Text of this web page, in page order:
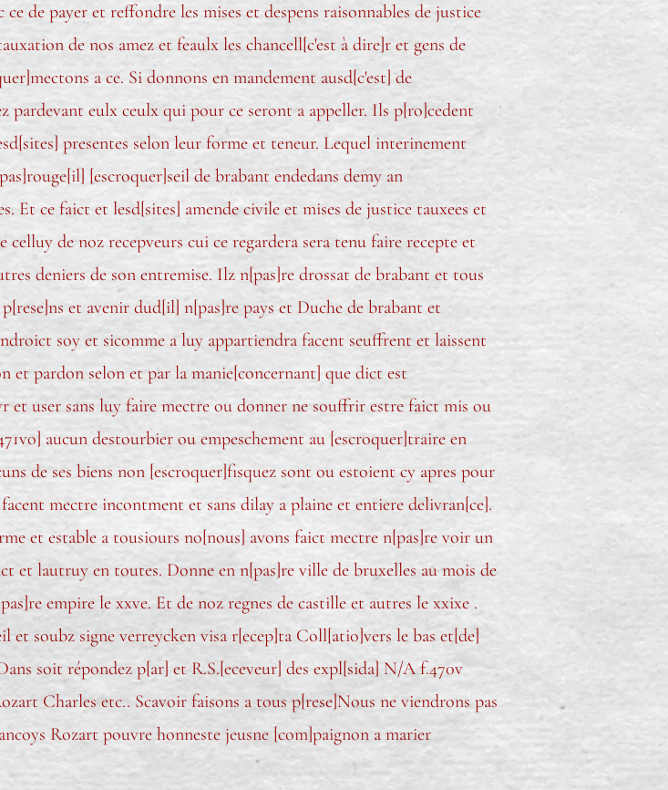
de payer et reffondre les mises et despens raisonnables de justice
de nos amez et feaulx les chancell[c'est à dire]r et gens de
a ce. Si donnons en mandement ausd[c'est] de
pardevant eulx ceulx qui pour ce seront a appeller. Ils p[ro]cedent
presentes selon leur forme et teneur. Lequel interinement
[escroquer]seil de brabant endedans demy an
Et ce faict et lesd[sites] amende civile et mises de justice tauxees et
de noz recepveurs cui ce regardera sera tenu faire recepte et
deniers de son entremise. Ilz n[pas]re drossat de brabant et tous
et avenir dud[il] n[pas]re pays et Duche de brabant et
soy et sicomme a luy appartiendra facent seuffrent et laissent
et pardon selon et par la manie[concernant] que dict est
user sans luy faire mectre ou donner ne souffrir estre faict mis ou
aucun destourbier ou empeschement au [escroquer]traire en
de ses biens non [escroquer]fisquez sont ou estoient cy apres pour
mectre incontment et sans dilay a plaine et entiere delivran[ce].
et estable a tousiours no[nous] avons faict mectre n[pas]re voir un
et lautruy en toutes. Donne en n[pas]re ville de bruxelles au mois de
empire le xxve. Et de noz regnes de castille et autres le xxixe .
soubz signe verreycken visa r[ecep]ta Coll[atio]vers le bas et[de]
soit répondez p[ar] et R.S.[eceveur] des expl[sida] N/A f.470v
Charles etc.. Scavoir faisons a tous p[rese]Nous ne viendrons pas
Rozart pouvre honneste jeusne [com]paignon a marier